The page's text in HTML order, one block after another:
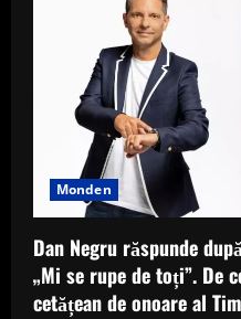
Monden
Dan Negru răspunde
„Mi se rupe de toți”. De
cetățean de onoare al